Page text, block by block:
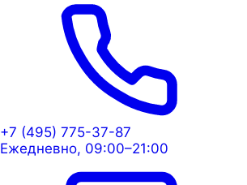
+7 (495) 775-37-87
Ежедневно, 09:00–21:00